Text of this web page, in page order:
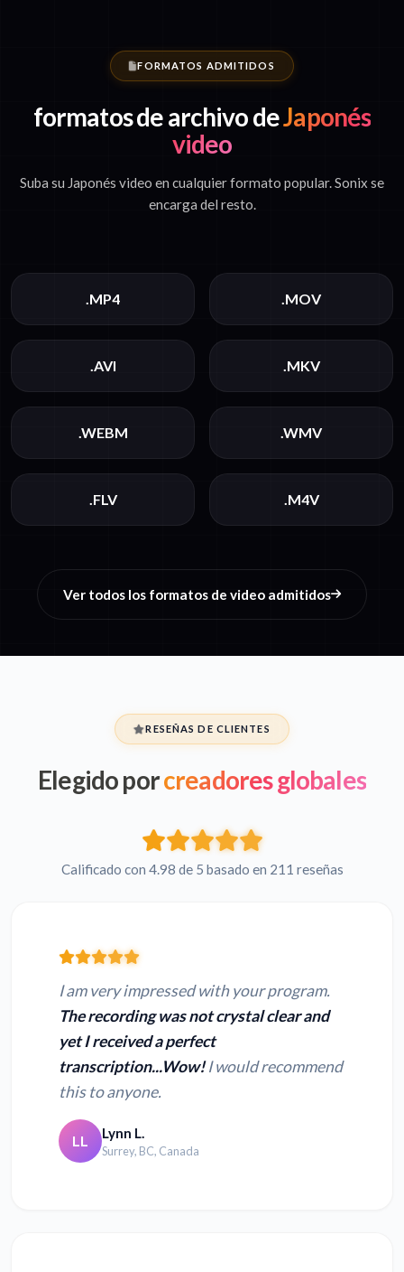
FORMATOS ADMITIDOS
formatos de archivo deJaponés
video
Suba su Japonés video en cualquier formato popular. Sonix se
encarga del resto.
.MP4 .MOV
.AVI .MKV
.WEBM .WMV
.FLV .M4V
Ver todos los formatos de video admitidos
RESEÑAS DE CLIENTES
Elegido porcreadores globales
Calificado con 4.98 de 5 basado en 211 reseñas
I am very impressed with your program.
The recording was not crystal clear and
yet I received a perfect
transcription...Wow!I would recommend
this to anyone.
LL Lynn L.
Surrey, BC, Canada